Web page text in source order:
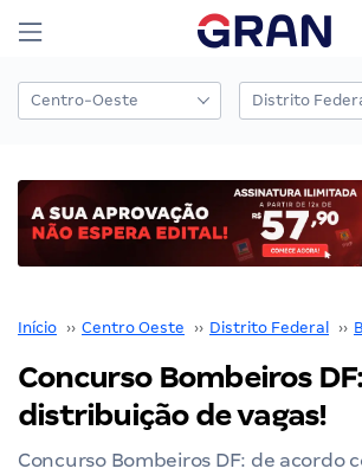
Início ›› Centro Oeste ›› Distrito Federal ››
Concurso Bombeiros
distribuição de vagas!
Concurso Bombeiros DF: de acordo